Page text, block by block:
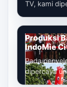
TV, kami
Produksi
IndoMie
Setiap
Pada
dipercaya
promosi